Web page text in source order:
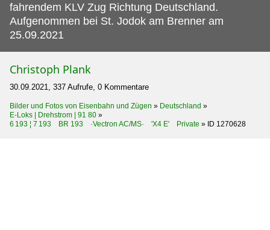
fahrendem KLV Zug Richtung Deutschland.
Aufgenommen bei St. Jodok am Brenner am
25.09.2021
Christoph Plank
30.09.2021, 337 Aufrufe, 0 Kommentare
Bilder und Fotos von Eisenbahn und Zügen » Deutschland »
E-Loks | Drehstrom | 91 80 »
6 193 ¦ 7 193 BR 193 ·Vectron AC/MS· 'X4 E' Private » ID 1270628